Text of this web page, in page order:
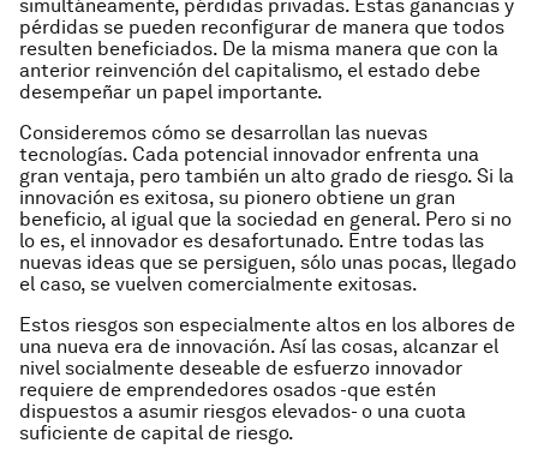
simultáneamente, pérdidas privadas. Estas ganancias y
pérdidas se pueden reconfigurar de manera que todos
resulten beneficiados. De la misma manera que con la
anterior reinvención del capitalismo, el estado debe
desempeñar un papel importante.
Consideremos cómo se desarrollan las nuevas
tecnologías. Cada potencial innovador enfrenta una
gran ventaja, pero también un alto grado de riesgo. Si la
innovación es exitosa, su pionero obtiene un gran
beneficio, al igual que la sociedad en general. Pero si no
lo es, el innovador es desafortunado. Entre todas las
nuevas ideas que se persiguen, sólo unas pocas, llegado
el caso, se vuelven comercialmente exitosas.
Estos riesgos son especialmente altos en los albores de
una nueva era de innovación. Así las cosas, alcanzar el
nivel socialmente deseable de esfuerzo innovador
requiere de emprendedores osados -que estén
dispuestos a asumir riesgos elevados- o una cuota
suficiente de capital de riesgo.